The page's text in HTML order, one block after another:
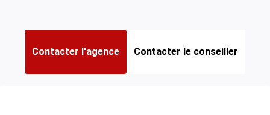
Contacter l'agence Contacter le conseiller